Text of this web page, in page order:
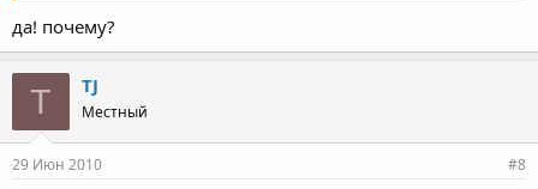
да! почему?
T TJ
Местный
29 Июн 2010 #8